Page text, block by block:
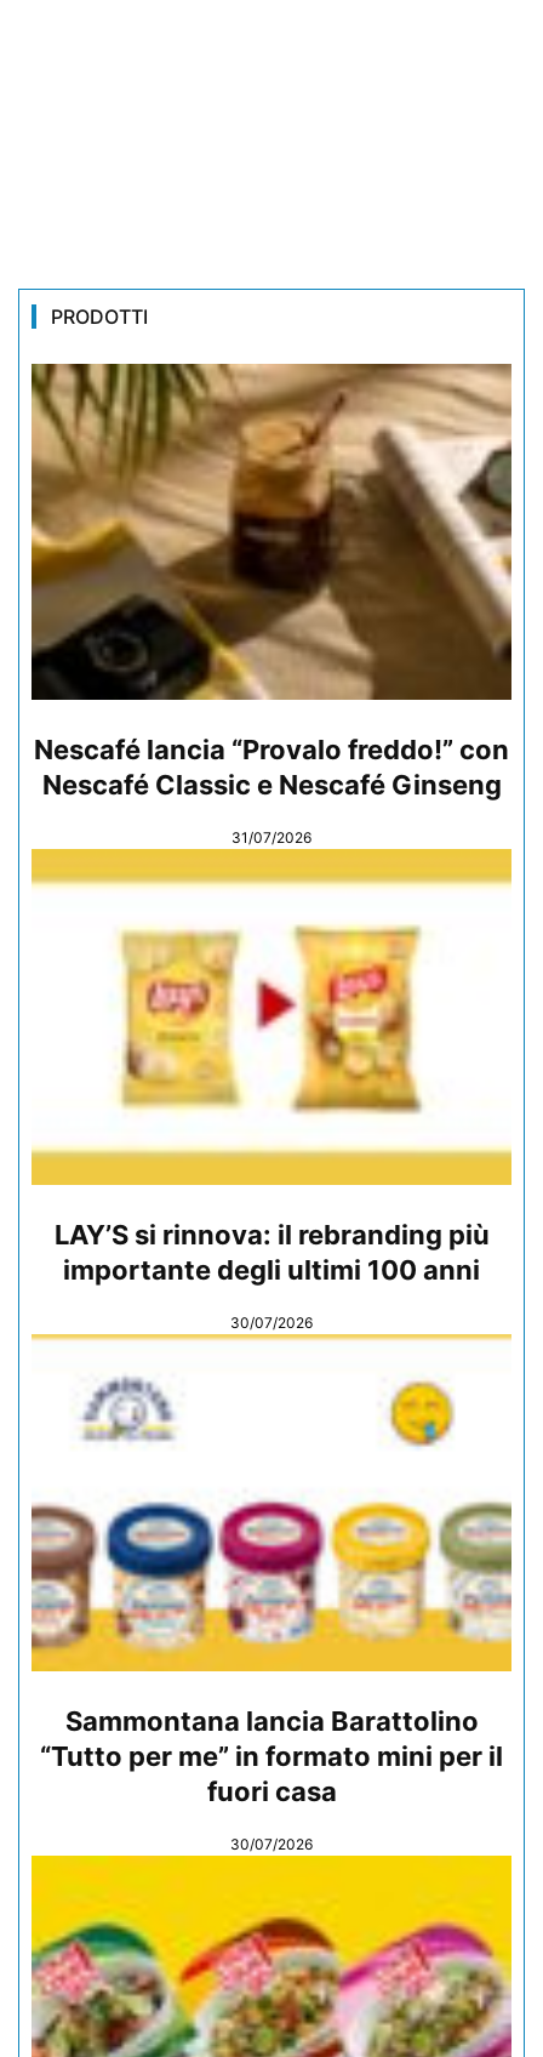
PRODOTTI
Nescafé lancia “Provalo freddo!” con
Nescafé Classic e Nescafé Ginseng
31/07/2026
LAY’S si rinnova: il rebranding più
importante degli ultimi 100 anni
30/07/2026
Sammontana lancia Barattolino
“Tutto per me” in formato mini per il
fuori casa
30/07/2026